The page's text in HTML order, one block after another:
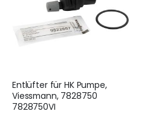
Entlüfter für HK Pumpe,
Viessmann, 7828750
7828750VI